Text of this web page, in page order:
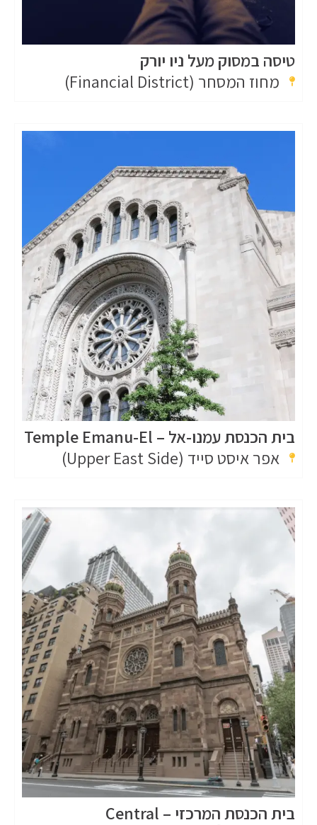
טיסה במסוק מעל ניו יורק
מחוז המסחר (Financial District)
בית הכנסת עמנו-אל – Temple Emanu-El
אפר איסט סייד (Upper East Side)
בית הכנסת המרכזי – Central